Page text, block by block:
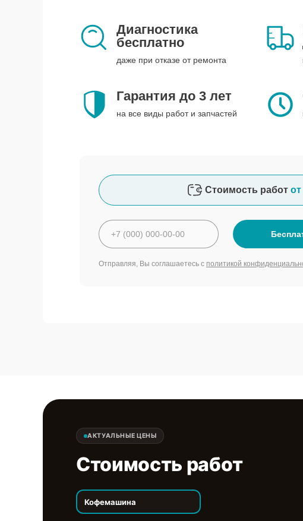
Диагностика
бесплатно
даже при отказе от ремонта
Гарантия до 3 лет
на все виды работ и запчастей
Стоимость работ от
Отправляя, Вы соглашаетесь с политикой
АКТУАЛЬНЫЕ ЦЕНЫ
Стоимость работ
Кофемашина